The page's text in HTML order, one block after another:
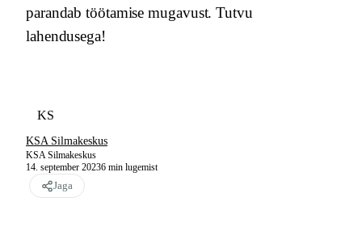
parandab töötamise mugavust. Tutvu
lahendusega!
KS
KSA Silmakeskus
KSA Silmakeskus
14. september 20236 min lugemist
Jaga